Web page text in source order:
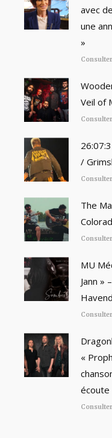
avec
une
»
Veil of
/
The
MU
Jann »
«
écoute